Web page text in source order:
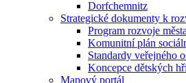
Dorfchemnitz
Strategické dokumenty k
Program rozvoje
Komunitní plán
Standardy veřejného
Koncepce dětských
Mapový portál